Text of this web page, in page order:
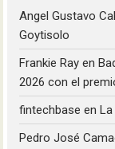
Angel Gustavo
Goytisolo
Frankie Ray en
2026 con el
fintechbase en
Pedro José